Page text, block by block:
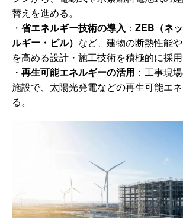
替えを進める。
・ 省エネルギー技術の導入 ： ZEB（ネ
ルギー・ビル） など、建物の断熱性能
を高める設計・施工技術を積極的に採用
・ 再生可能エネルギーの活用 ：工事現
施設で、太陽光発電などの再生可能エ
る。